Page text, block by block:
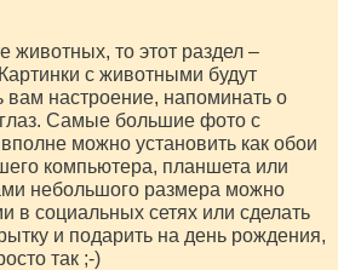
животных, то этот раздел –
с животными будут
вам настроение, напоминать о
Самые большие фото с
можно установить как обои
компьютера, планшета или
небольшого размера можно
в социальных сетях или сделать
и подарить на день рождения,
так ;-)